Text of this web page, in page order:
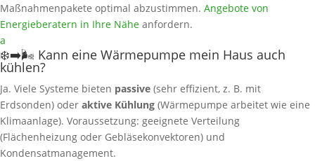
Maßnahmenpakete optimal abzustimmen. Angebote von
Energieberatern in Ihre Nähe anfordern.
a
❄️➡️🌬️ Kann eine Wärmepumpe mein Haus auch
kühlen?
Ja. Viele Systeme bieten passive (sehr effizient, z. B. mit
Erdsonden) oder aktive Kühlung (Wärmepumpe arbeitet wie eine
Klimaanlage). Voraussetzung: geeignete Verteilung
(Flächenheizung oder Gebläsekonvektoren) und
Kondensatmanagement.